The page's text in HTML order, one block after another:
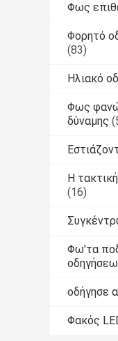
Φως
Φορητό
(83)
Ηλιακό
Φως
δύναμης
Η
(16)
Φω'τα
οδήγησε
Φακός